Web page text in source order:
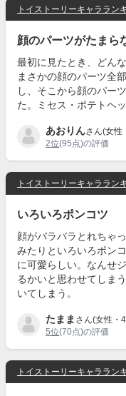
トイストーリーキャララン
顔のパーツがたまら
最初に見たとき、どん
まさかの顔のパーツ全
し、そこから顔のパー
た。ミセス・ポテトヘ
あおりんさん(女性
2位(95点)の評価
トイストーリーキャララン
いろいろポンコツ
顔がバラバラとれちゃ
みたりといろいろポン
に可愛らしい。なんせ
るかいと思わせてしま
いてしまう。
たまま さん(女性・
5位(70点)の評価
トイストーリーキャララン